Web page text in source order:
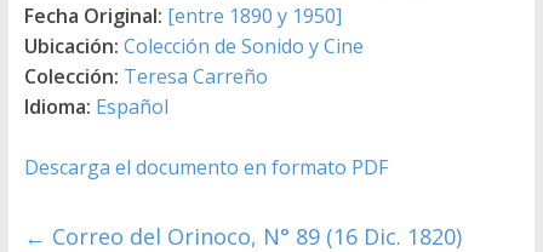
Fecha Original: [entre 1890 y 1950]
Ubicación: Colección de Sonido y Cine
Colección: Teresa Carreño
Idioma: Español
Descarga el documento en formato PDF
← Correo del Orinoco, N° 89 (16 Dic. 1820)